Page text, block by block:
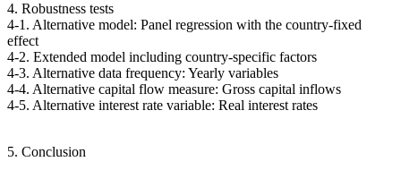
4. Robustness tests
4-1. Alternative model: Panel regression with the country-fixed
effect
4-2. Extended model including country-specific factors
4-3. Alternative data frequency: Yearly variables
4-4. Alternative capital flow measure: Gross capital inflows
4-5. Alternative interest rate variable: Real interest rates
5. Conclusion